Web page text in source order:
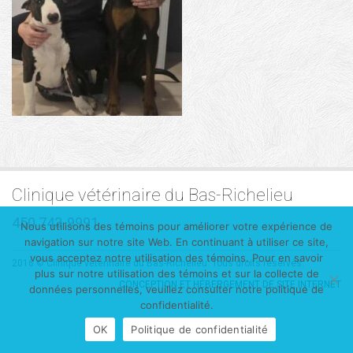
Clinique vétérinaire du Bas-Richelieu
450 743-9991
2016 © Clinique vétérinaire du Bas-Richelieu. Tous droits réservés.
CONCEPTION ET HÉBERGEMENT DE SITE INTERNET
Nous utilisons des témoins pour améliorer votre expérience de
navigation sur notre site Web. En continuant à utiliser ce site,
vous acceptez notre utilisation des témoins. Pour en savoir
plus sur notre utilisation des témoins et sur la collecte de
données personnelles, veuillez consulter notre politique de
confidentialité.
OK
Politique de confidentialité